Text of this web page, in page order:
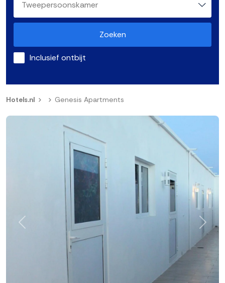
Zoeken
Inclusief ontbijt
Hotels.nl Genesis Apartments